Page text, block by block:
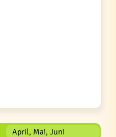
April, Mai, Juni